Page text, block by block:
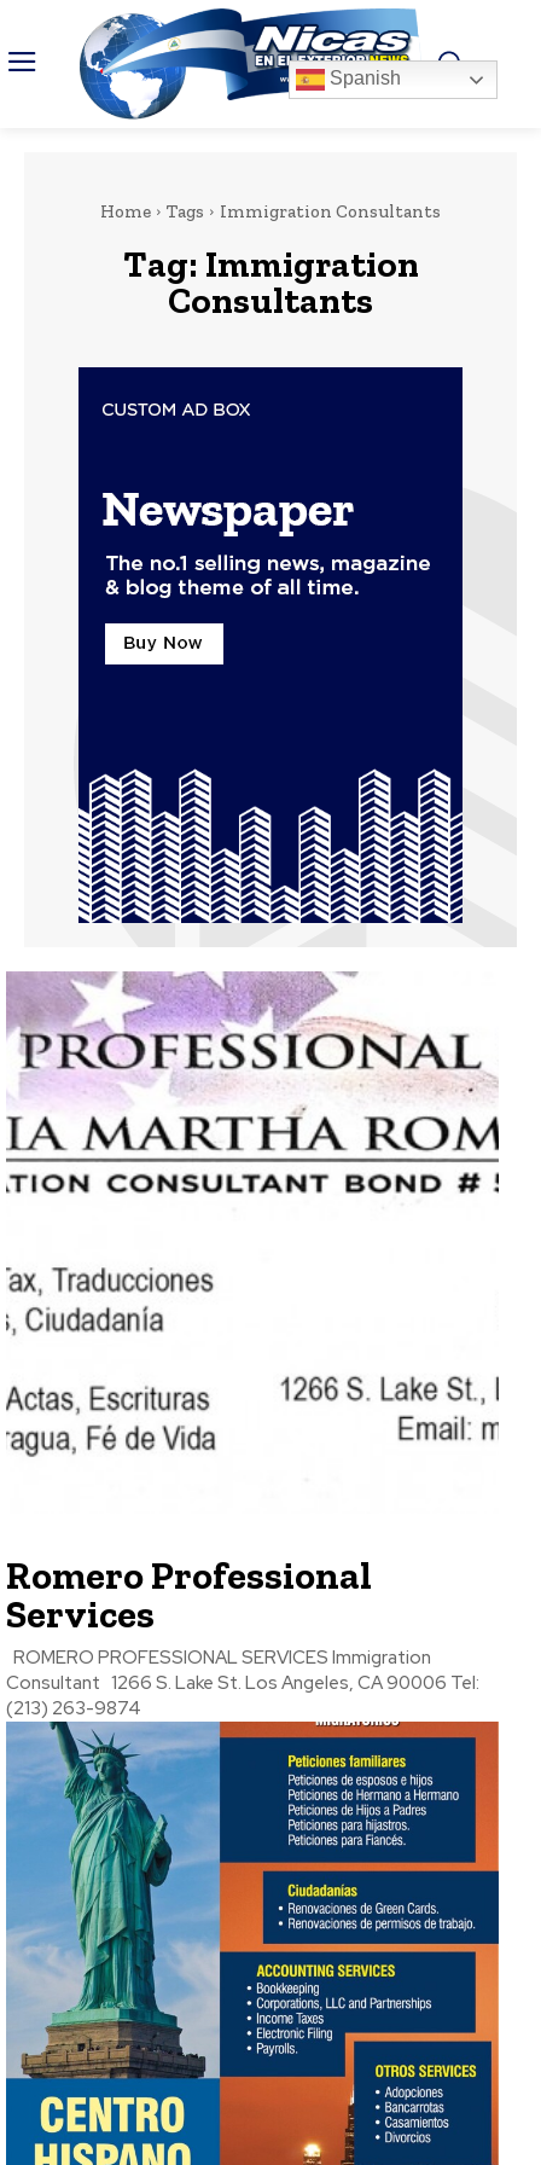
Home Tags Immigration Consultants
Tag: Immigration
Consultants
Romero Professional
Services
ROMERO PROFESSIONAL SERVICES Immigration
Consultant 1266 S. Lake St. Los Angeles, CA 90006 Tel:
Spanish